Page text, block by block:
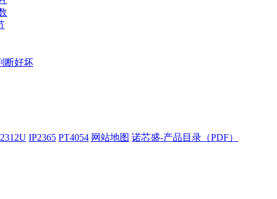
断好坏
IP2365 PT4054 网站地图 诺芯盛-产品目录（PDF）